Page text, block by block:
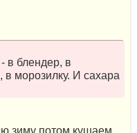
в блендер, в
в морозилку. И сахара